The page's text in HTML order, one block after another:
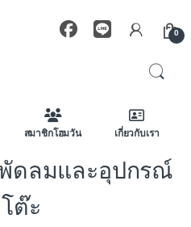
0
สมาชิกโฮมวัน เกี่ยวกับเรา
ดลมและอุปกรณ์
ต๊ะ